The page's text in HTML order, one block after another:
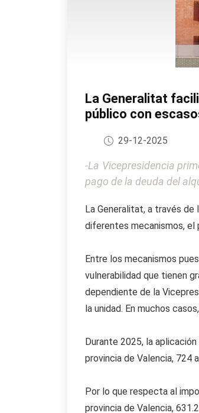
La Generalitat
público con
29-12-2025
-La Vicepresidencia
pago de la deuda del
La Generalitat, a través de
diferentes mecanismos, el
Entre los mecanismos
vulnerabilidad que tienen
dependiente de la
la unidad. En muchos
Durante 2025, la
provincia de Valencia, 724
Por lo que respecta al
provincia de Valencia,